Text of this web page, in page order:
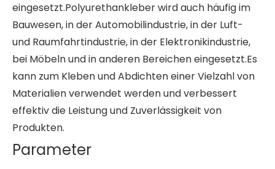
eingesetzt.Polyurethankleber wird auch häufig im
Bauwesen, in der Automobilindustrie, in der Luft-
und Raumfahrtindustrie, in der Elektronikindustrie,
bei Möbeln und in anderen Bereichen eingesetzt.Es
kann zum Kleben und Abdichten einer Vielzahl von
Materialien verwendet werden und verbessert
effektiv die Leistung und Zuverlässigkeit von
Produkten.
Parameter